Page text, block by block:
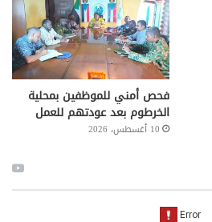
فحص أمني للموظفين بمحلية
الخرطوم بعد عودتهم للعمل
10 أغسطس، 2026